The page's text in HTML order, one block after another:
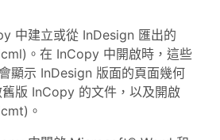
中建立或從 InDesign 匯出的
。在 InCopy 中開啟時，這些
顯示 InDesign 版面的頁面幾何
版 InCopy 的文件，以及開啟
。